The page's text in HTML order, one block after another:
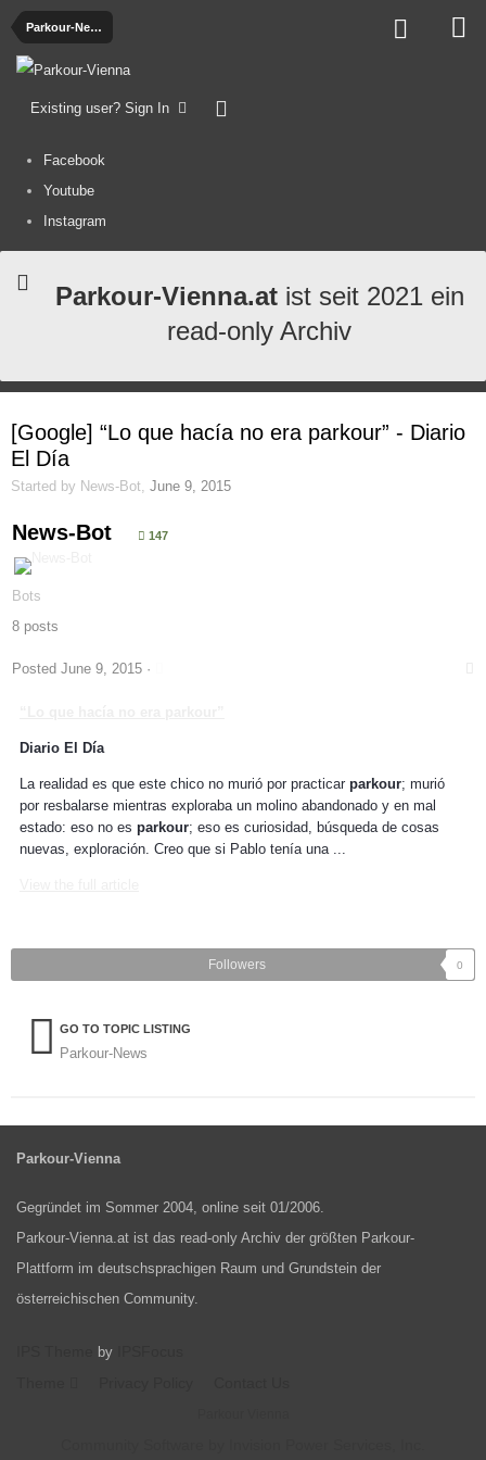
Parkour-News
Existing user? Sign In
Facebook
Youtube
Instagram
Parkour-Vienna.atist seit 2021 ein
read-only Archiv
[Google] “Lo que hacía no era parkour” - Diario
El Día
Started by News-Bot June 9, 2015
News-Bot 147
Bots
8 posts
Posted June 9, 2015 ·
Diario El Día
La realidad es que este chico no murió por practicar parkour; murió
por resbalarse mientras exploraba un molino abandonado y en mal
estado: eso no es parkour; eso es curiosidad, búsqueda de cosas
nuevas, exploración. Creo que si Pablo tenía una ...
Followers 0
GO TO TOPIC LISTING
Parkour-News
Parkour-Vienna
Gegründet im Sommer 2004, online seit 01/2006.
Parkour-Vienna.at ist das read-only Archiv der größten Parkour-
Plattform im deutschsprachigen Raum und Grundstein der
österreichischen Community.
by